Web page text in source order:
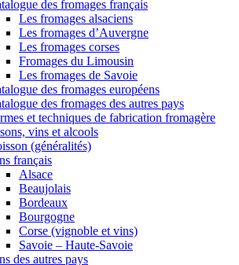
des fromages français
Les fromages alsaciens
Les fromages d’Auvergne
Les fromages corses
Fromages du Limousin
Les fromages de Savoie
des fromages européens
des fromages des autres pays
et techniques de fabrication fromagère
vins et alcools
(généralités)
français
Alsace
Beaujolais
Bordeaux
Bourgogne
Corse (vignoble et vins)
Savoie – Haute-Savoie
des autres pays